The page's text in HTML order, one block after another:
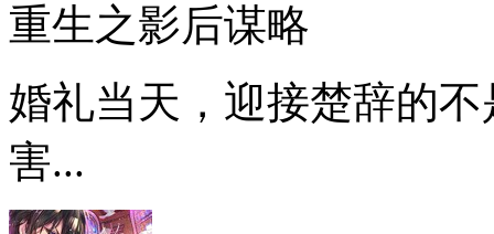
重生之影后谋略
婚礼当天，迎接楚辞的
害...